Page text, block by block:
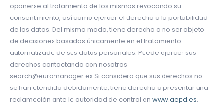
oponerse al tratamiento de los mismos revocando su
consentimiento, así como ejercer el derecho a la portabilidad
de los datos. Del mismo modo, tiene derecho a no ser objeto
de decisiones basadas únicamente en el tratamiento
automatizado de sus datos personales. Puede ejercer sus
derechos contactando con nosotros
search@euromanager.es Si considera que sus derechos no
se han atendido debidamente, tiene derecho a presentar una
reclamación ante la autoridad de control en www.aepd.es.